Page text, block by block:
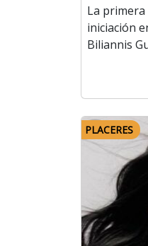
La
iniciación
Biliannis
PLACERES